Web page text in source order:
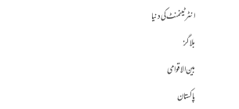
انٹرٹینمنٹ کی دنیا
بلاگز
بین الاقوامی
پاکستان